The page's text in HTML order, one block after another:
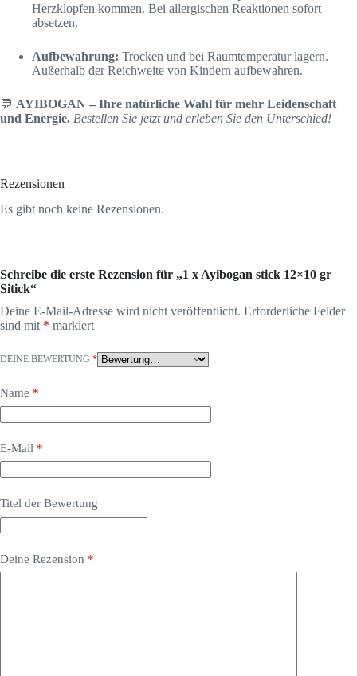
Herzklopfen kommen. Bei allergischen Reaktionen sofort
absetzen.
Aufbewahrung: Trocken und bei Raumtemperatur lagern.
Außerhalb der Reichweite von Kindern aufbewahren.
💬 AYIBOGAN – Ihre natürliche Wahl für mehr Leidenschaft
und Energie. Bestellen Sie jetzt und erleben Sie den Unterschied!
Rezensionen
Es gibt noch keine Rezensionen.
Schreibe die erste Rezension für „1 x Ayibogan stick 12×10 gr
Sitick“
Deine E-Mail-Adresse wird nicht veröffentlicht. Erforderliche Felder
sind mit * markiert
DEINE BEWERTUNG *
Name *
E-Mail *
Titel der Bewertung
Deine Rezension *